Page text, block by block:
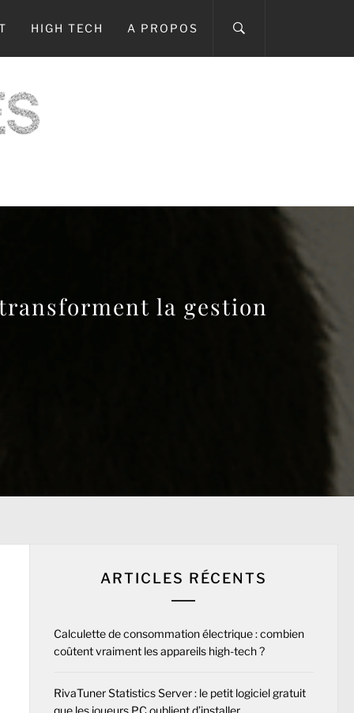
HIGH TECH A PROPOS
la gestion
ARTICLES RÉCENTS
Calculette de consommation électrique : combien
coûtent vraiment les appareils high-tech ?
RivaTuner Statistics Server : le petit logiciel gratuit
que les joueurs PC oublient d’installer